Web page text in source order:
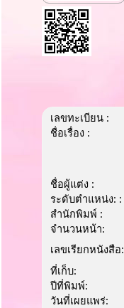
เลขทะเบียน :
ชื่อเรื่อง :
ชื่อผู้แต่ง :
ระดับตำแหน่ง: :
สำนักพิมพ์ :
จำนวนหน้า:
เลขเรียกหนังสือ:
ที่เก็บ:
ปีที่พิมพ์:
วันที่เผยแพร่: